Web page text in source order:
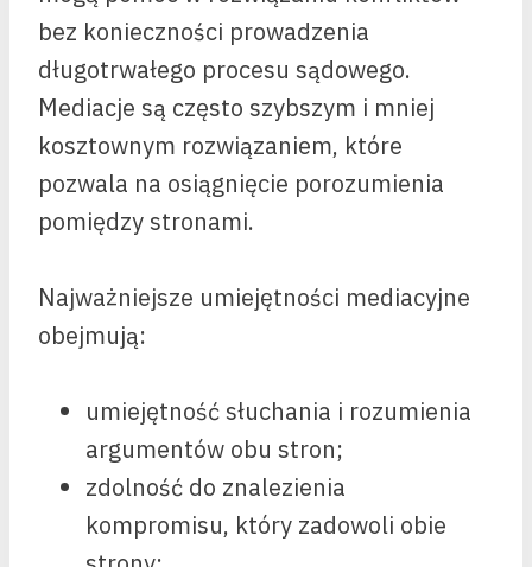
bez konieczności prowadzenia
długotrwałego procesu sądowego.
Mediacje są często szybszym i mniej
kosztownym rozwiązaniem, które
pozwala na osiągnięcie porozumienia
pomiędzy stronami.
Najważniejsze umiejętności mediacyjne
obejmują:
umiejętność słuchania i rozumienia
argumentów obu stron;
zdolność do znalezienia
kompromisu, który zadowoli obie